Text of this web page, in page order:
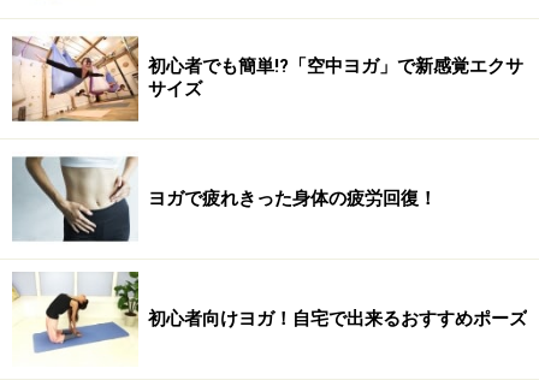
初心者でも簡単!?「空中ヨガ」で新感覚エクサ
サイズ
ヨガで疲れきった身体の疲労回復！
初心者向けヨガ！自宅で出来るおすすめポーズ